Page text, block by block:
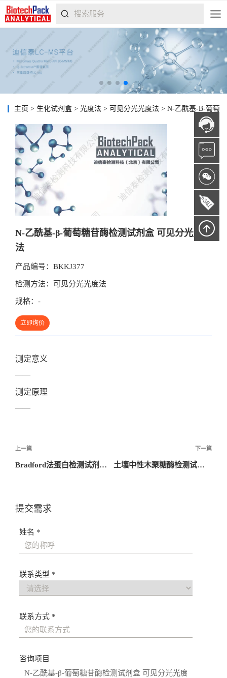
主页 > 生化试剂盒 > 光度法 > 可见分光光度法 > N-乙酰基-Β-葡萄
N-乙酰基-β-葡萄糖苷酶检测试剂盒 可见分光光度
法
产品编号： BKKJ377
检测方法： 可见分光光度法
规格： -
立即询价
测定意义
——
测定原理
——
文
章
上一篇
Bradford法蛋白检测试剂盒 可见分光光度法
下一篇
土壤中性木聚糖酶检测试剂盒 可见分光光度法
提交需求
姓名 *
联系类型 *
联系方式 *
咨询项目